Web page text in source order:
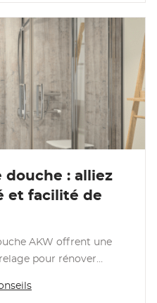
douche : alliez
et facilité de
AKW offrent une
pour rénover
de transformer